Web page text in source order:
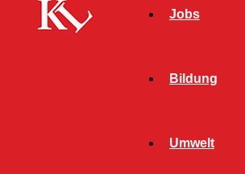
Jobs
Bildung
Umwelt